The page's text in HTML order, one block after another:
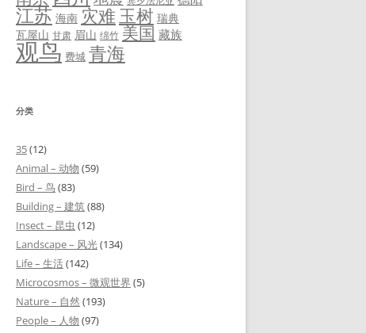
江苏 海南 灾难 玉树 瑞典
瓦屋山 甘肃 眉山 绵竹 美国 藏族
观鸟 费城 青海
分类
35(12)
Animal – 动物 (59)
Bird – 鸟(83)
Building – 建筑(88)
Insect – 昆虫 (12)
Landscape – 风光(134)
Life – 生活(142)
Microcosmos – 微观世界 (5)
Nature – 自然 (193)
People – 人物 (97)